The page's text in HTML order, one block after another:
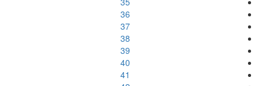
36
37
38
39
40
41